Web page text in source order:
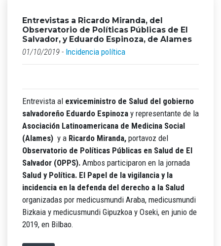
Entrevistas a Ricardo Miranda, del
Observatorio de Políticas Públicas de El
Salvador, y Eduardo Espinoza, de Alames
01/10/2019 - Incidencia política
Entrevista al exviceministro de Salud del gobierno
salvadoreño Eduardo Espinoza y representante de la
Asociación Latinoamericana de Medicina Social
(Alames) y a Ricardo Miranda, portavoz del
Observatorio de Políticas Públicas en Salud de El
Salvador (OPPS). Ambos participaron en la jornada
Salud y Política. El Papel de la vigilancia y la
incidencia en la defenda del derecho a la Salud
organizadas por medicusmundi Araba, medicusmundi
Bizkaia y medicusmundi Gipuzkoa y Oseki, en junio de
2019, en Bilbao.